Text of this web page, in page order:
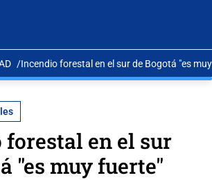
Incendio forestal en el sur de Bogotá "es
en el sur
"es muy fuerte"